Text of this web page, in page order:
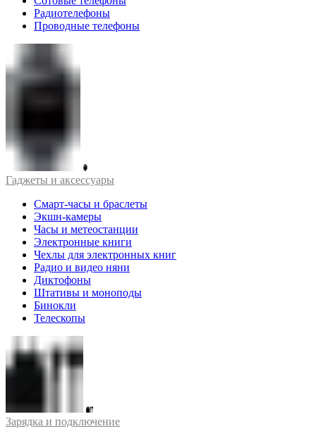
Радиотелефоны
Проводные телефоны
Гаджеты и аксессуары
Смарт-часы и браслеты
Экшн-камеры
Часы и метеостанции
Электронные книги
Чехлы для электронных книг
Радио и видео няни
Диктофоны
Штативы и моноподы
Бинокли
Телескопы
Зарядка и подключение